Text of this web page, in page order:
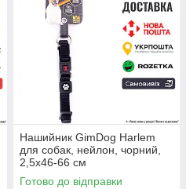
Нашийник GimDog Harlem
для собак, нейлон, чорний,
2,5х46-66 см
Готово до відправки